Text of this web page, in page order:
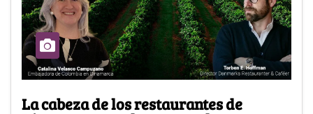
La cabeza de los restaurantes de